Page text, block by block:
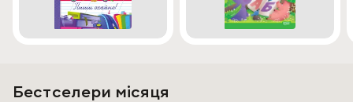
Бестселери місяця